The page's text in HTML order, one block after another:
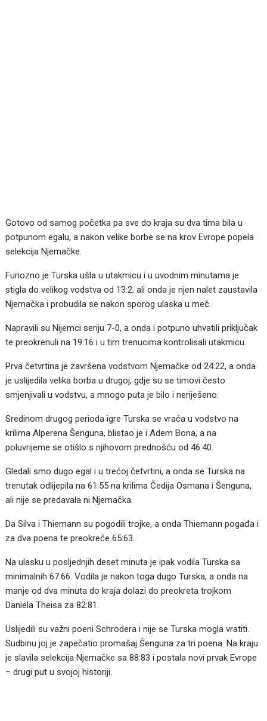
Gotovo od samog početka pa sve do kraja su dva tima bila u
potpunom egalu, a nakon velike borbe se na krov Evrope popela
selekcija Njemačke.
Furiozno je Turska ušla u utakmicu i u uvodnim minutama je
stigla do velikog vodstva od 13:2, ali onda je njen nalet zaustavila
Njemačka i probudila se nakon sporog ulaska u meč.
Napravili su Nijemci seriju 7-0, a onda i potpuno uhvatili priključak
te preokrenuli na 19:16 i u tim trenucima kontrolisali utakmicu.
Prva četvrtina je završena vodstvom Njemačke od 24:22, a onda
je uslijedila velika borba u drugoj, gdje su se timovi često
smjenjivali u vodstvu, a mnogo puta je bilo i neriješeno.
Sredinom drugog perioda igre Turska se vraća u vodstvo na
krilima Alperena Šenguna, blistao je i Adem Bona, a na
poluvrijeme se otišlo s njihovom prednošću od 46:40.
Gledali smo dugo egal i u trećoj četvrtini, a onda se Turska na
trenutak odlijepila na 61:55 na krilima Čedija Osmana i Šenguna,
ali nije se predavala ni Njemačka.
Da Silva i Thiemann su pogodili trojke, a onda Thiemann pogađa i
za dva poena te preokreće 65:63.
Na ulasku u posljednjih deset minuta je ipak vodila Turska sa
minimalnih 67:66. Vodila je nakon toga dugo Turska, a onda na
manje od dva minuta do kraja dolazi do preokreta trojkom
Daniela Theisa za 82:81.
Uslijedili su važni poeni Schrodera i nije se Turska mogla vratiti.
Sudbinu joj je zapečatio promašaj Šenguna za tri poena. Na kraju
je slavila selekcija Njemačke sa 88:83 i postala novi prvak Evrope
– drugi put u svojoj historiji.